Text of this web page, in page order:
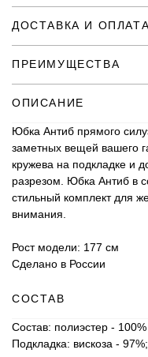
ДОСТАВКА И
ПРЕИМУЩЕСТВА
ОПИСАНИЕ
Юбка Антиб прямого
заметных вещей вашего
кружева на подкладке и
разрезом. Юбка Антиб в
стильный комплект для
внимания.
Рост модели: 177 см
Сделано в России
СОСТАВ
Состав: полиэстер - 100%
Подкладка: вискоза -